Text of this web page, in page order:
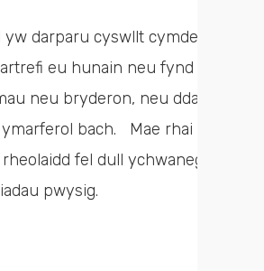
yw darparu cyswllt cymdeithasol
eu hunain neu fynd â nhw
neu bryderon, neu ddarparu
ymarferol bach. Mae rhai
fel dull ychwanegol o
pwysig.